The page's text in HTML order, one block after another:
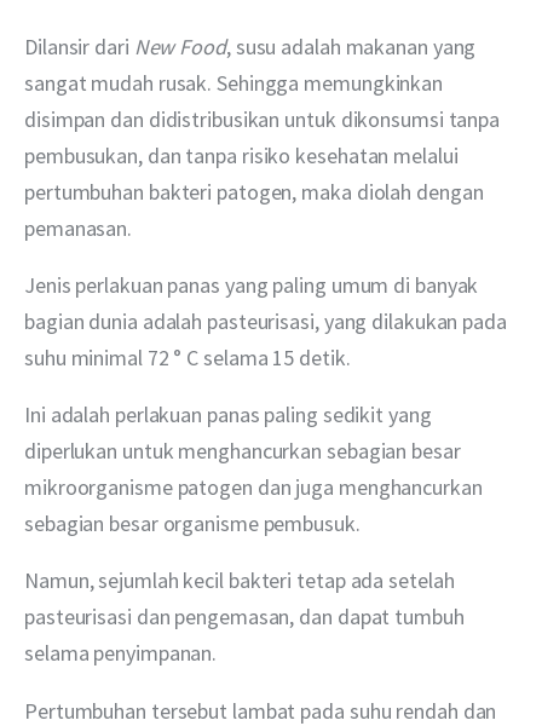
Dilansir dari New Food, susu adalah makanan yang
sangat mudah rusak. Sehingga memungkinkan
disimpan dan didistribusikan untuk dikonsumsi tanpa
pembusukan, dan tanpa risiko kesehatan melalui
pertumbuhan bakteri patogen, maka diolah dengan
pemanasan.
Jenis perlakuan panas yang paling umum di banyak
bagian dunia adalah pasteurisasi, yang dilakukan pada
suhu minimal 72 ° C selama 15 detik.
Ini adalah perlakuan panas paling sedikit yang
diperlukan untuk menghancurkan sebagian besar
mikroorganisme patogen dan juga menghancurkan
sebagian besar organisme pembusuk.
Namun, sejumlah kecil bakteri tetap ada setelah
pasteurisasi dan pengemasan, dan dapat tumbuh
selama penyimpanan.
Pertumbuhan tersebut lambat pada suhu rendah dan